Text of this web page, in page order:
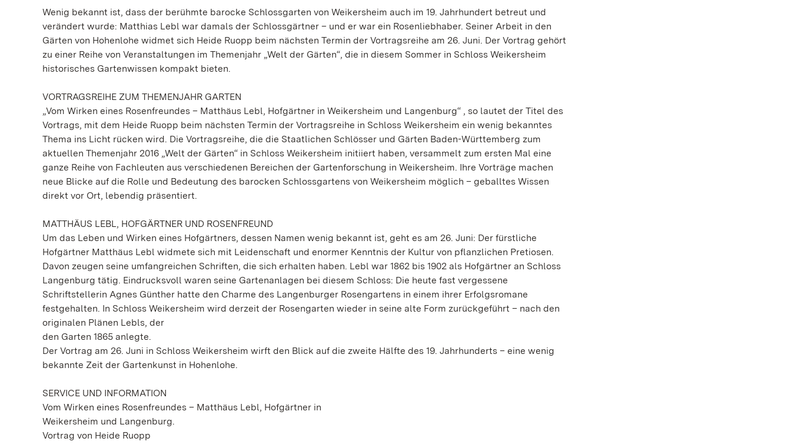
Wenig bekannt ist, dass der berühmte barocke Schlossgarten von Weikersheim auch im 19. Jahrhundert betreut und
verändert wurde: Matthias Lebl war damals der Schlossgärtner – und er war ein Rosenliebhaber. Seiner Arbeit in den
Gärten von Hohenlohe widmet sich Heide Ruopp beim nächsten Termin der Vortragsreihe am 26. Juni. Der Vortrag gehört
zu einer Reihe von Veranstaltungen im Themenjahr „Welt der Gärten“, die in diesem Sommer in Schloss Weikersheim
historisches Gartenwissen kompakt bieten.
VORTRAGSREIHE ZUM THEMENJAHR GARTEN
„Vom Wirken eines Rosenfreundes – Matthäus Lebl, Hofgärtner in Weikersheim und Langenburg“ , so lautet der Titel des
Vortrags, mit dem Heide Ruopp beim nächsten Termin der Vortragsreihe in Schloss Weikersheim ein wenig bekanntes
Thema ins Licht rücken wird. Die Vortragsreihe, die die Staatlichen Schlösser und Gärten Baden-Württemberg zum
aktuellen Themenjahr 2016 „Welt der Gärten“ in Schloss Weikersheim initiiert haben, versammelt zum ersten Mal eine
ganze Reihe von Fachleuten aus verschiedenen Bereichen der Gartenforschung in Weikersheim. Ihre Vorträge machen
neue Blicke auf die Rolle und Bedeutung des barocken Schlossgartens von Weikersheim möglich – geballtes Wissen
direkt vor Ort, lebendig präsentiert.
MATTHÄUS LEBL, HOFGÄRTNER UND ROSENFREUND
Um das Leben und Wirken eines Hofgärtners, dessen Namen wenig bekannt ist, geht es am 26. Juni: Der fürstliche
Hofgärtner Matthäus Lebl widmete sich mit Leidenschaft und enormer Kenntnis der Kultur von pflanzlichen Pretiosen.
Davon zeugen seine umfangreichen Schriften, die sich erhalten haben. Lebl war 1862 bis 1902 als Hofgärtner an Schloss
Langenburg tätig. Eindrucksvoll waren seine Gartenanlagen bei diesem Schloss: Die heute fast vergessene
Schriftstellerin Agnes Günther hatte den Charme des Langenburger Rosengartens in einem ihrer Erfolgsromane
festgehalten. In Schloss Weikersheim wird derzeit der Rosengarten wieder in seine alte Form zurückgeführt – nach den
originalen Plänen Lebls, der
den Garten 1865 anlegte.
Der Vortrag am 26. Juni in Schloss Weikersheim wirft den Blick auf die zweite Hälfte des 19. Jahrhunderts – eine wenig
bekannte Zeit der Gartenkunst in Hohenlohe.
SERVICE UND INFORMATION
Vom Wirken eines Rosenfreundes – Matthäus Lebl, Hofgärtner in
Weikersheim und Langenburg.
Vortrag von Heide Ruopp